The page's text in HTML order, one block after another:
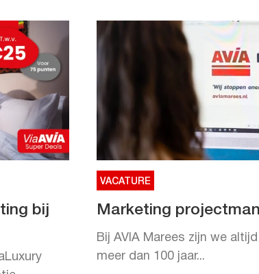
bij
VACATURE
Marketing
Bij AVIA Marees zijn we
meer dan 100 jaar...